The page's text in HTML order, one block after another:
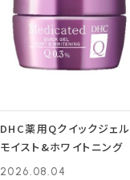
DHC薬用Qクイックジェル
モイスト&ホワイトニング
2026.08.04